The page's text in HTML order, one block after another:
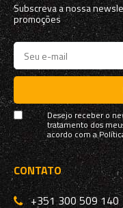
Subscreva a nossa
promoções
Desejo receber o
tratamento dos
acordo com a
CONTATO
+351 300 509 140